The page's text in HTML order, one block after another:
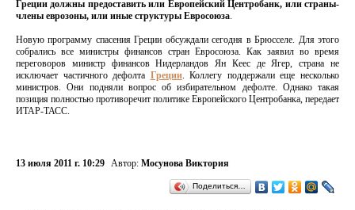
Греции должны предоставить или Европейский Центробанк, или страны-
члены еврозоны, или иные структуры Евросоюза.
Новую программу спасения Греции обсуждали сегодня в Брюсселе. Для этого
собрались все министры финансов стран Евросоюза. Как заявил во время
переговоров министр финансов Нидерландов Ян Кеес де Ягер, страна не
исключает частичного дефолта Греции. Коллегу поддержали еще несколько
министров. Они подняли вопрос об избирательном дефолте. Однако такая
позиция полностью противоречит политике Европейского Центробанка, передает
ИТАР-ТАСС.
13 июля 2011 г. 10:29 Автор: Мосунова Виктория
Поделиться…